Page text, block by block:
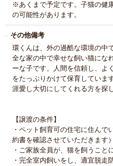
※あくまで予定です。子猫の健
の可能性があります。
その他備考
環くんは、外の過酷な環境の中
全な家の中で幸せな飼い猫にな
ーな子です。人間を信頼し、よ
をたっぷりかけて保育していま
涯愛し大切にしてくれる方を探
【譲渡の条件】
・ペット飼育可の住宅に住んで
約書を確認させていただきます）
・ご家族全員が、猫を飼うこと
・完全室内飼いをし、適宜脱走